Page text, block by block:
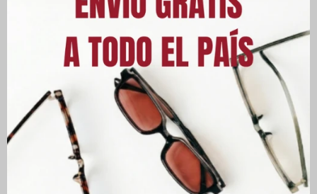
Medios de pago
Características
Descripción
Lentes con protección 100% contra los rayos UVA y UVB, que
protegen tus ojos de los rayos dañinos del sol y reducen el